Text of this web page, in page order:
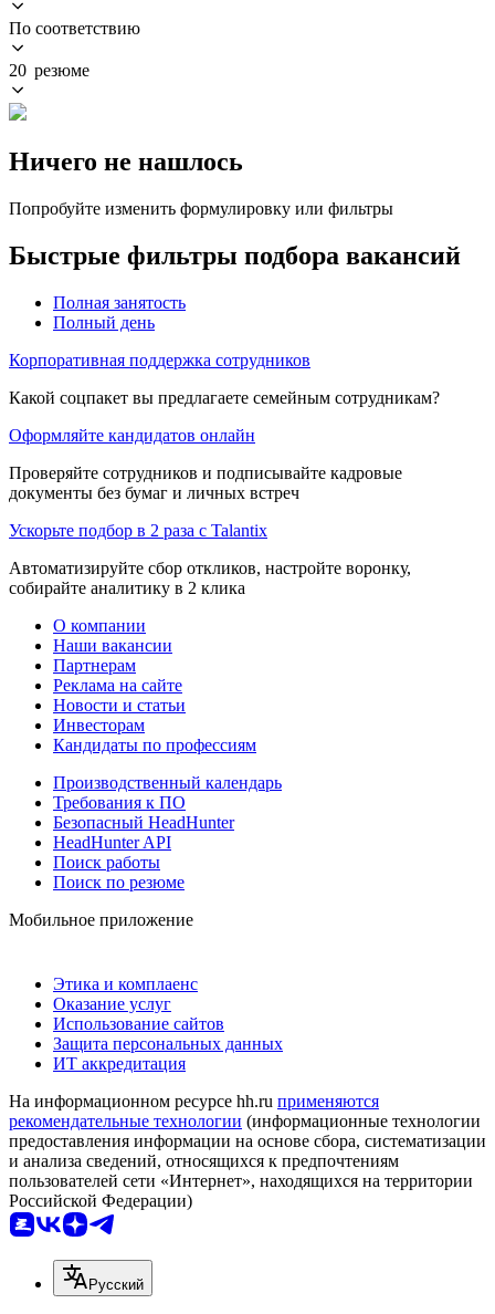
По соответствию
20 резюме
Ничего не нашлось
Попробуйте изменить формулировку или фильтры
Быстрые фильтры подбора вакансий
Полная занятость
Полный день
Корпоративная поддержка сотрудников
Какой соцпакет вы предлагаете семейным сотрудникам?
Оформляйте кандидатов онлайн
Проверяйте сотрудников и подписывайте кадровые
документы без бумаг и личных встреч
Ускорьте подбор в 2 раза с Talantix
Автоматизируйте сбор откликов, настройте воронку,
собирайте аналитику в 2 клика
О компании
Наши вакансии
Партнерам
Реклама на сайте
Новости и статьи
Инвесторам
Кандидаты по профессиям
Производственный календарь
Требования к ПО
Безопасный HeadHunter
HeadHunter API
Поиск работы
Поиск по резюме
Мобильное приложение
Этика и комплаенс
Оказание услуг
Использование сайтов
Защита персональных данных
ИТ аккредитация
На информационном ресурсе hh.ru применяются
рекомендательные технологии (информационные технологии
предоставления информации на основе сбора, систематизации
и анализа сведений, относящихся к предпочтениям
пользователей сети «Интернет», находящихся на территории
Российской Федерации)
Русский